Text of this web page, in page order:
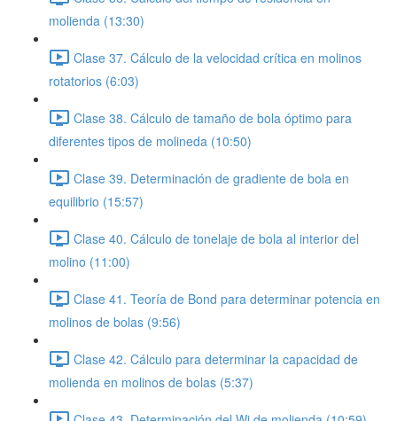
molienda (13:30)
Clase 37. Cálculo de la velocidad crítica en molinos
rotatorios (6:03)
Clase 38. Cálculo de tamaño de bola óptimo para
diferentes tipos de molineda (10:50)
Clase 39. Determinación de gradiente de bola en
equilibrio (15:57)
Clase 40. Cálculo de tonelaje de bola al interior del
molino (11:00)
Clase 41. Teoría de Bond para determinar potencia en
molinos de bolas (9:56)
Clase 42. Cálculo para determinar la capacidad de
molienda en molinos de bolas (5:37)